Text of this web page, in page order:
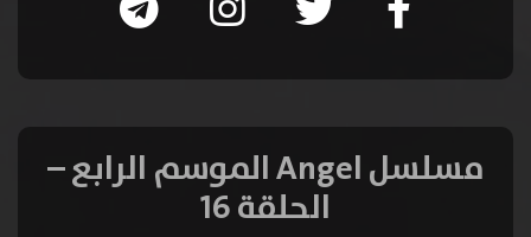
مسلسل Angel الموسم الرابع –
الحلقة 16